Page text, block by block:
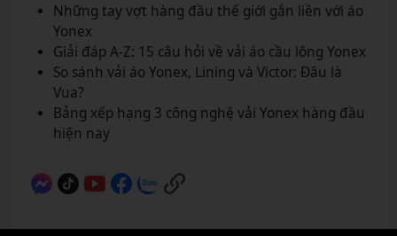
Những tay vợt hàng đầu thế giới gắn liền với áo
Yonex
Giải đáp A-Z: 15 câu hỏi về vải áo cầu lông Yonex
So sánh vải áo Yonex, Lining và Victor: Đâu là
Vua?
Bảng xếp hạng 3 công nghệ vải Yonex hàng đầu
hiện nay